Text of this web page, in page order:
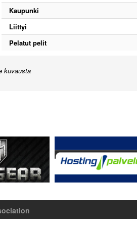
Kaupunki
Liittyi
Pelatut pelit
kuvausta